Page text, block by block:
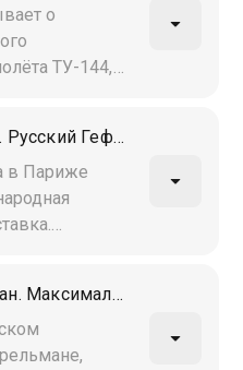
о
ТУ-144,
Николай Бенардос. Русский Гефест
в Париже
Николай
Григорий Перельман. Максималист